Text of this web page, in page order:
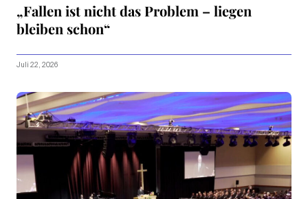
„Fallen ist nicht das Problem – liegen
bleiben schon“
Juli 22, 2026